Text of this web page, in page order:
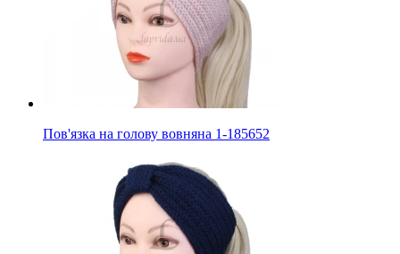
Пов'язка на голову вовняна 1-185652